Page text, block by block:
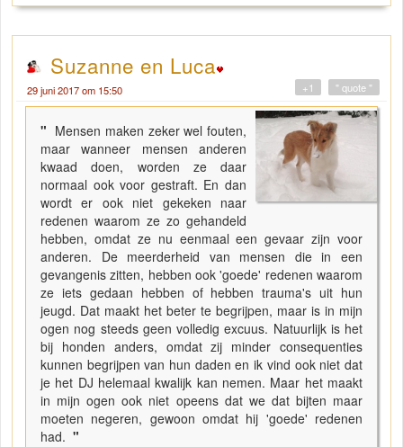
Suzanne en Luca
29 juni 2017 om 15:50 " quote "
+1
" Mensen maken zeker wel fouten,
maar wanneer mensen anderen
kwaad doen, worden ze daar
normaal ook voor gestraft. En dan
wordt er ook niet gekeken naar
redenen waarom ze zo gehandeld
hebben, omdat ze nu eenmaal een gevaar zijn voor
anderen. De meerderheid van mensen die in een
gevangenis zitten, hebben ook 'goede' redenen waarom
ze iets gedaan hebben of hebben trauma's uit hun
jeugd. Dat maakt het beter te begrijpen, maar is in mijn
ogen nog steeds geen volledig excuus. Natuurlijk is het
bij honden anders, omdat zij minder consequenties
kunnen begrijpen van hun daden en ik vind ook niet dat
je het DJ helemaal kwalijk kan nemen. Maar het maakt
in mijn ogen ook niet opeens dat we dat bijten maar
moeten negeren, gewoon omdat hij 'goede' redenen
had. "